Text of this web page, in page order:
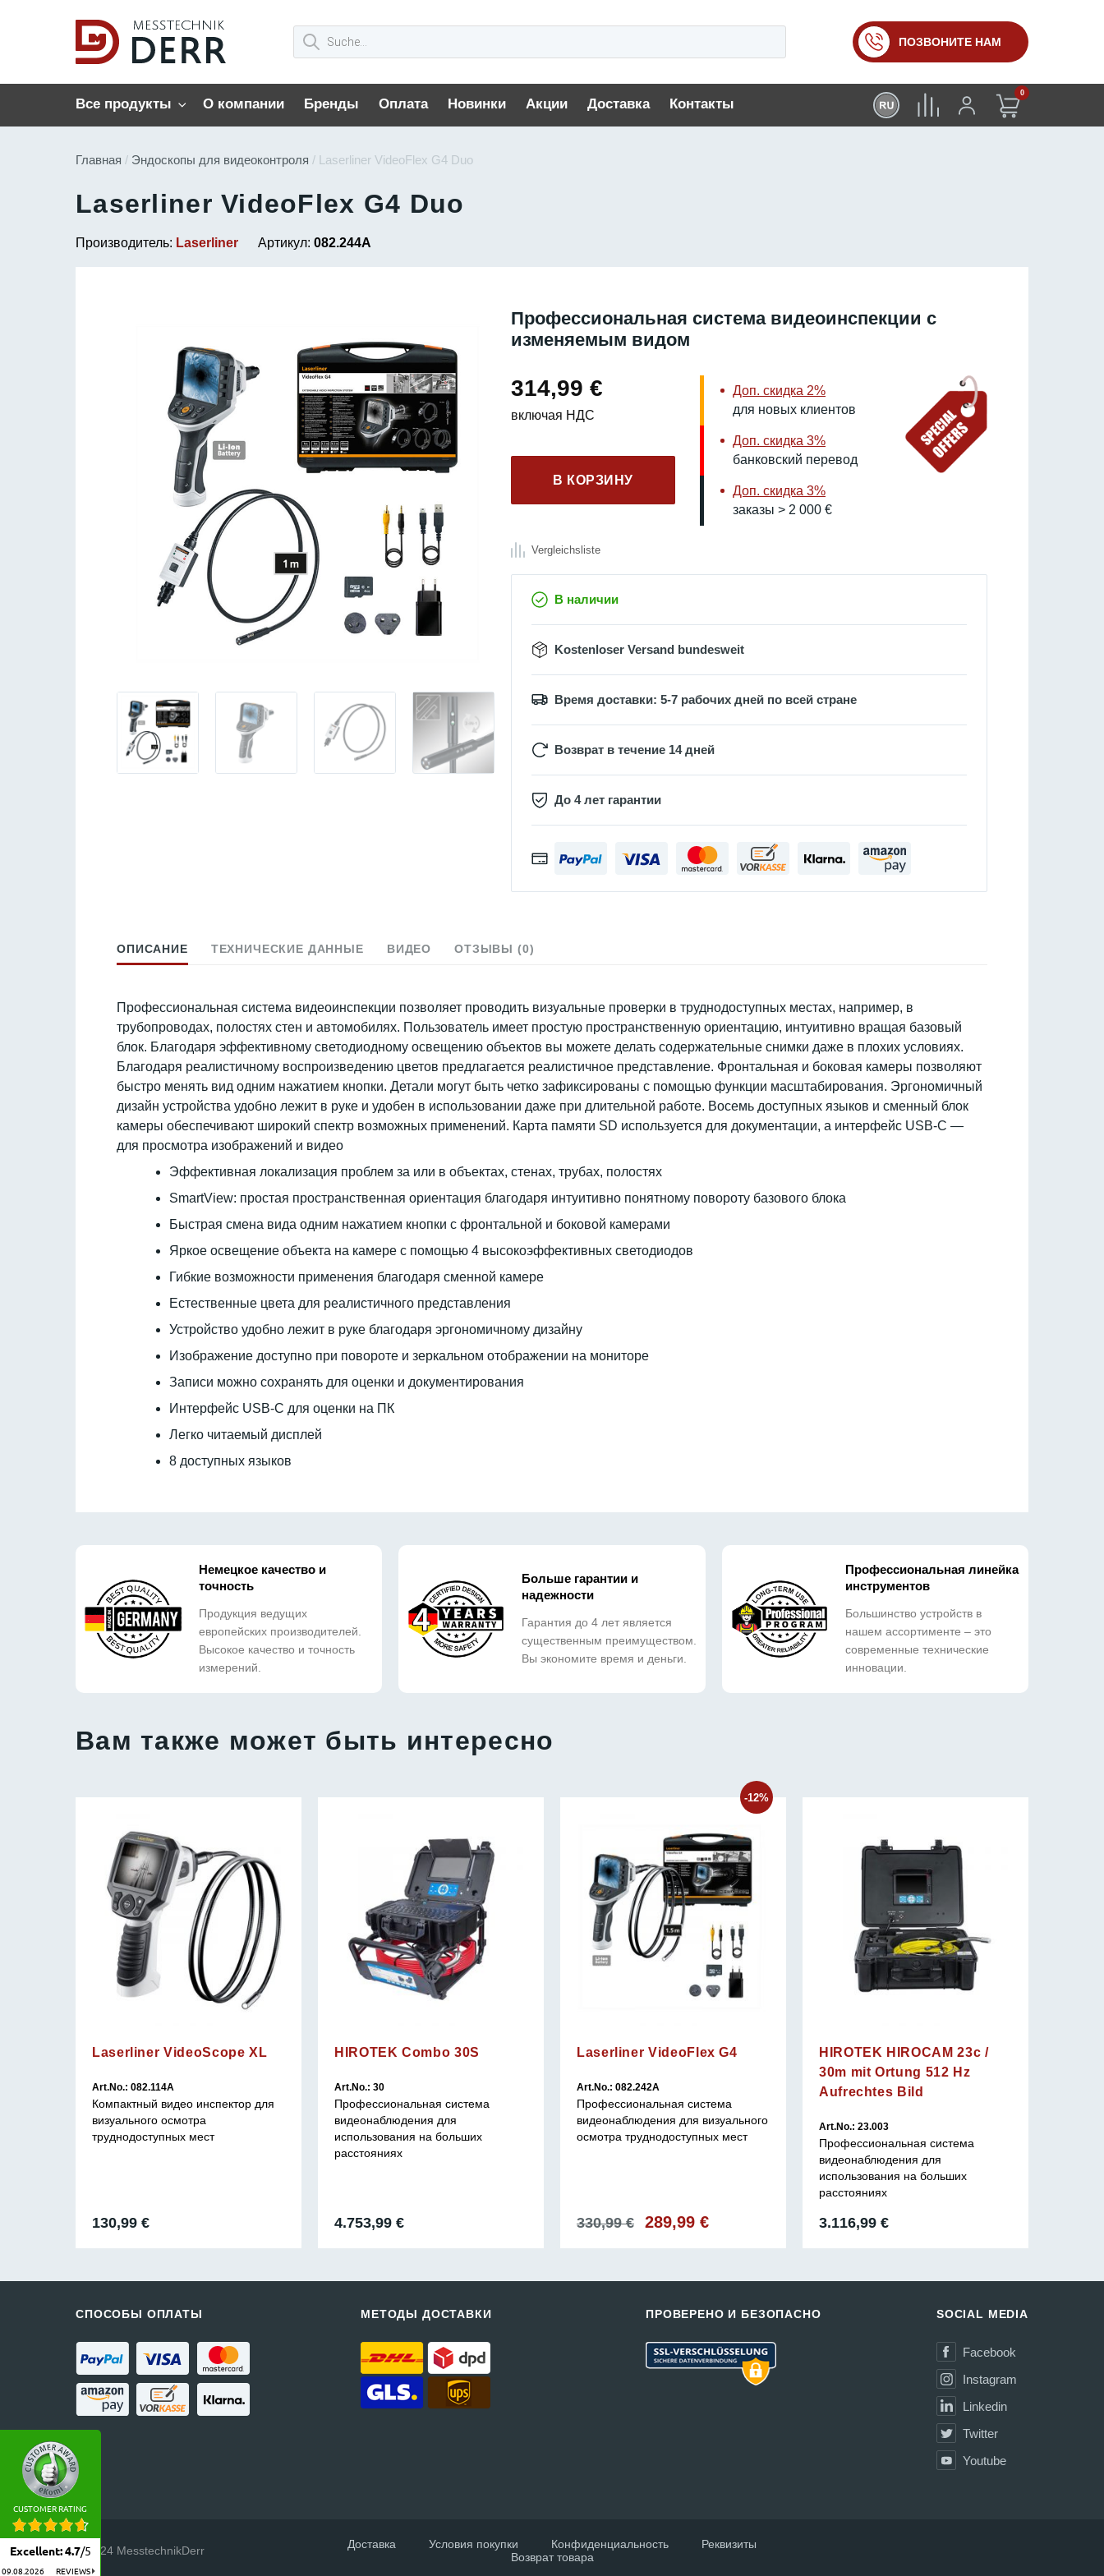
ПОЗВОНИТЕ НАМ
Все продукты О компании Бренды Оплата Новинки Акции Доставка Контакты
0
Главная / Эндоскопы для видеоконтроля / Laserliner VideoFlex G4 Duo
Laserliner VideoFlex G4 Duo
Производитель: Laserliner Артикул: 082.244A
Профессиональная система видеоинспекции с
изменяемым видом
314,99 €
включая НДС
В КОРЗИНУ
Доп. скидка 2%
для новых клиентов
Доп. скидка 3%
банковский перевод
Доп. скидка 3%
заказы > 2 000 €
Vergleichsliste
В наличии
Kostenloser Versand bundesweit
Время доставки: 5-7 рабочих дней по всей стране
Возврат в течение 14 дней
До 4 лет гарантии
ОПИСАНИЕ ТЕХНИЧЕСКИЕ ДАННЫЕ ВИДЕО ОТЗЫВЫ (0)
Профессиональная система видеоинспекции позволяет проводить визуальные проверки в труднодоступных местах, например, в
трубопроводах, полостях стен и автомобилях. Пользователь имеет простую пространственную ориентацию, интуитивно вращая базовый
блок. Благодаря эффективному светодиодному освещению объектов вы можете делать содержательные снимки даже в плохих условиях.
Благодаря реалистичному воспроизведению цветов предлагается реалистичное представление. Фронтальная и боковая камеры позволяют
быстро менять вид одним нажатием кнопки. Детали могут быть четко зафиксированы с помощью функции масштабирования. Эргономичный
дизайн устройства удобно лежит в руке и удобен в использовании даже при длительной работе. Восемь доступных языков и сменный блок
камеры обеспечивают широкий спектр возможных применений. Карта памяти SD используется для документации, а интерфейс USB-C —
для просмотра изображений и видео
Эффективная локализация проблем за или в объектах, стенах, трубах, полостях
SmartView: простая пространственная ориентация благодаря интуитивно понятному повороту базового блока
Быстрая смена вида одним нажатием кнопки с фронтальной и боковой камерами
Яркое освещение объекта на камере с помощью 4 высокоэффективных светодиодов
Гибкие возможности применения благодаря сменной камере
Естественные цвета для реалистичного представления
Устройство удобно лежит в руке благодаря эргономичному дизайну
Изображение доступно при повороте и зеркальном отображении на мониторе
Записи можно сохранять для оценки и документирования
Интерфейс USB-C для оценки на ПК
Легко читаемый дисплей
8 доступных языков
Немецкое качество и
точность
Продукция ведущих
европейских производителей.
Высокое качество и точность
измерений.
Больше гарантии и
надежности
Гарантия до 4 лет является
существенным преимуществом.
Вы экономите время и деньги.
Профессиональная линейка
инструментов
Большинство устройств в
нашем ассортименте – это
современные технические
инновации.
Вам также может быть интересно
Laserliner VideoScope XL
Art.No.: 082.114A
Компактный видео инспектор для
визуального осмотра
труднодоступных мест
130,99 €
HIROTEK Combo 30S
Art.No.: 30
Профессиональная система
видеонаблюдения для
использования на больших
расстояниях
4.753,99 €
-12%
Laserliner VideoFlex G4
Art.No.: 082.242A
Профессиональная система
видеонаблюдения для визуального
осмотра труднодоступных мест
330,99€
Первоначальная
289,99 €Текущая
HIROTEK HIROCAM 23c /
30m mit Ortung 512 Hz
Aufrechtes Bild
Art.No.: 23.003
Профессиональная система
видеонаблюдения для
использования на больших
расстояниях
3.116,99 €
СПОСОБЫ ОПЛАТЫ МЕТОДЫ ДОСТАВКИ ПРОВЕРЕНО И БЕЗОПАСНО SOCIAL MEDIA
Facebook
Instagram
Linkedin
Twitter
Youtube
© 2024 MesstechnikDerr Доставка Условия покупки Конфиденциальность
Реквизиты
Возврат товара
CUSTOMER RATING
Excellent: 4.7/5
09.08.2026 REVIEWS